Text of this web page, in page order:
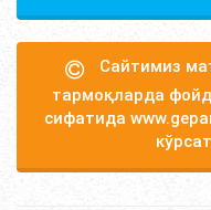
Сайтимиз
тармоқларда
сифатида